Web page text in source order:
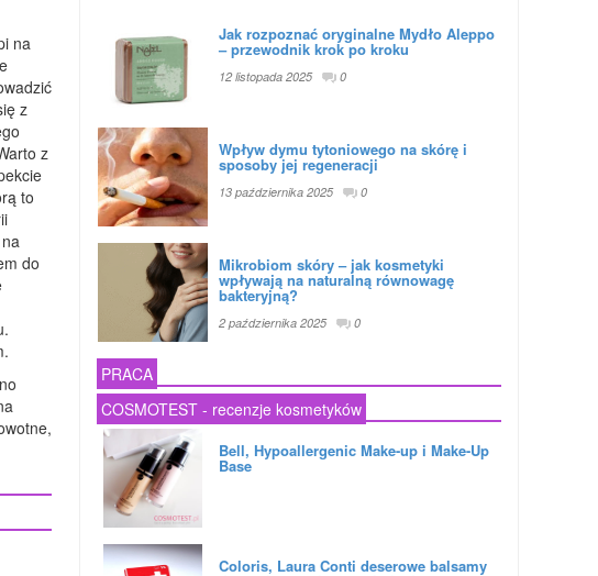
na
z
z
to
do
Jak rozpoznać oryginalne Mydło Aleppo
– przewodnik krok po kroku
12 listopada 2025 0
Wpływ dymu tytoniowego na skórę i
sposoby jej regeneracji
13 października 2025 0
Mikrobiom skóry – jak kosmetyki
wpływają na naturalną równowagę
bakteryjną?
2 października 2025 0
PRACA
COSMOTEST - recenzje kosmetyków
Bell, Hypoallergenic Make-up i Make-Up
Base
Coloris, Laura Conti deserowe balsamy